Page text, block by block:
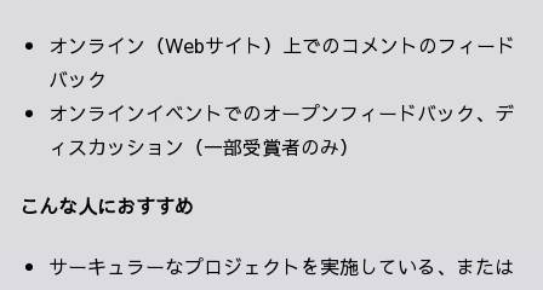
オンライン（Webサイト）上でのコメントのフィード
バック
オンラインイベントでのオープンフィードバック、デ
ィスカッション（一部受賞者のみ）
こんな人におすすめ
サーキュラーなプロジェクトを実施している、または